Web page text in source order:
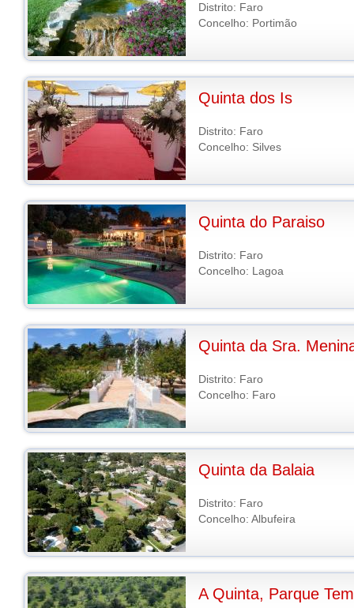
Distrito: Faro
Concelho: Portimão
Quinta dos Is
Distrito: Faro
Concelho: Silves
Quinta do Paraiso
Distrito: Faro
Concelho: Lagoa
Quinta da Sra.
Distrito: Faro
Concelho: Faro
Quinta da Balaia
Distrito: Faro
Concelho: Albufeira
A Quinta, Parque